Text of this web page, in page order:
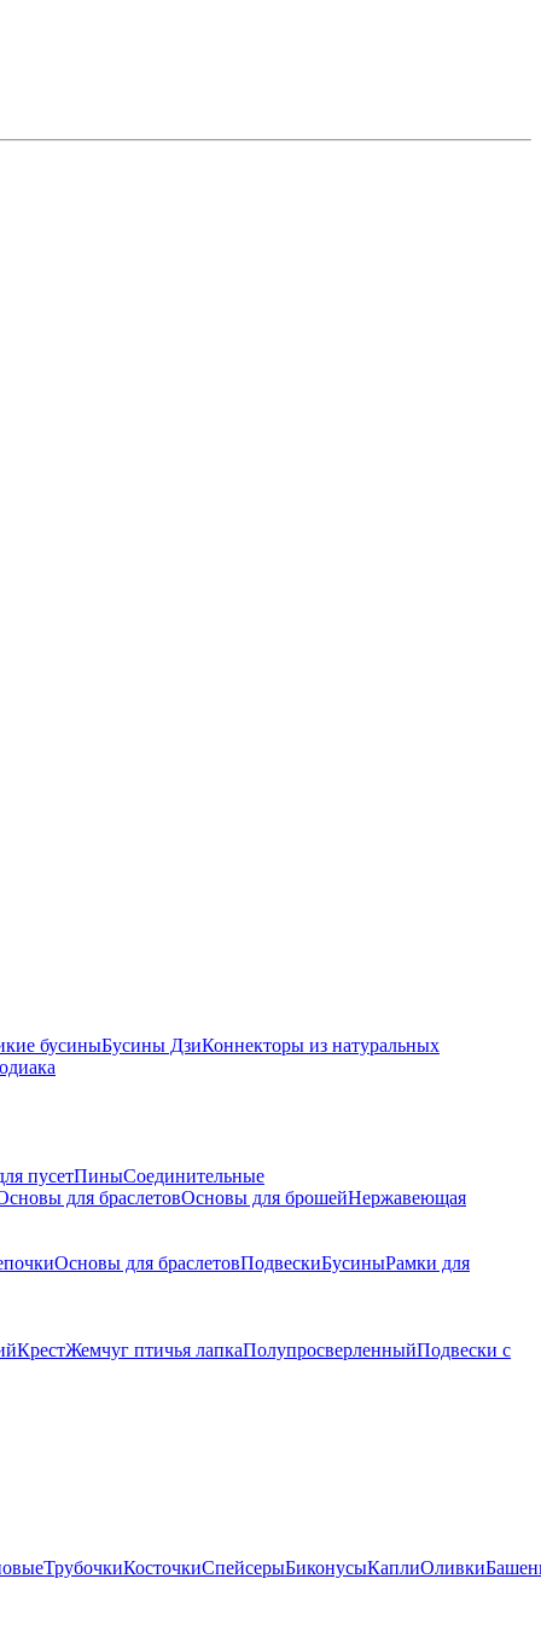
бусиныБусины ДзиКоннекторы из натуральных
пусетПиныСоединительные
для браслетовОсновы для брошейНержавеющая
Основы для браслетовПодвескиБусиныРамки для
КрестЖемчуг птичья лапкаПолупросверленныйПодвески с
ТрубочкиКосточкиСпейсерыБиконусыКаплиОливки